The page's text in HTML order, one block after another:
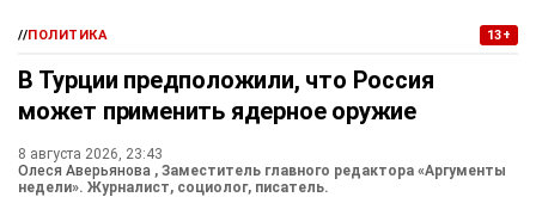
//ПОЛИТИКА 13+
В Турции предположили, что Россия
может применить ядерное оружие
8 августа 2026, 23:43
Олеся Аверьянова , Заместитель главного редактора «Аргументы
недели». Журналист, социолог, писатель.